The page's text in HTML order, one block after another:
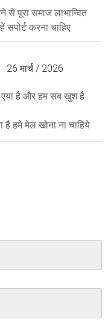
पूरा समाज लाभान्वित
सपोर्ट करना चाहिए
26 मार्च / 2026
एया है और हम सब खुश है
है हमे मेल खोना ना चाहिये